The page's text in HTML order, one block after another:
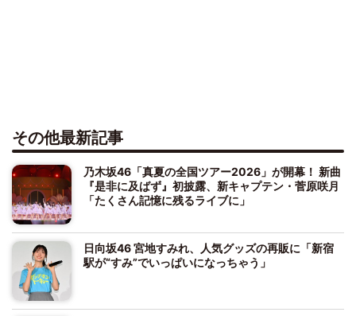
その他最新記事
乃木坂46「真夏の全国ツアー2026」が開幕！ 新曲
『是非に及ばず』初披露、新キャプテン・菅原咲月
「たくさん記憶に残るライブに」
日向坂46 宮地すみれ、人気グッズの再販に「新宿
駅が“すみ”でいっぱいになっちゃう」